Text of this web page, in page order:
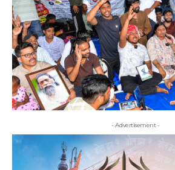
- Advertisement -